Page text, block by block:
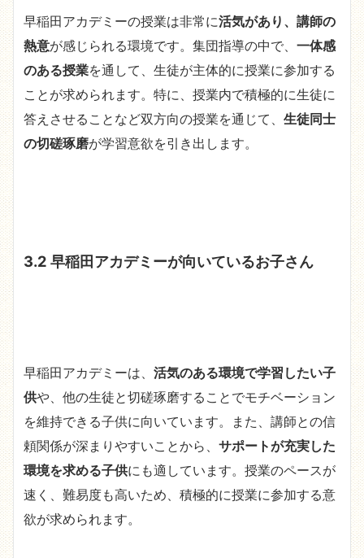
早稲田アカデミーの授業は非常に活気があり、講師の
熱意が感じられる環境です。集団指導の中で、 一体感
のある授業を通して、生徒が主体的に授業に参加する
ことが求められます。特に、授業内で積極的に生徒に
答えさせることなど双方向の授業を通じて、 生徒同士
の切磋琢磨が学習意欲を引き出します。
3.2 早稲田アカデミーが向いているお子さん
早稲田アカデミーは、 活気のある環境で学習したい子
供や、他の生徒と切磋琢磨することでモチベーション
を維持できる子供に向いています。また、講師との信
頼関係が深まりやすいことから、 サポートが充実した
環境を求める子供にも適しています。授業のペースが
速く、難易度も高いため、積極的に授業に参加する意
欲が求められます。